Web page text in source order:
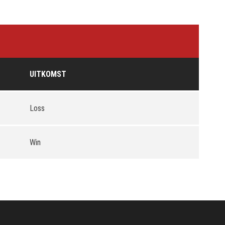
UITKOMST
Loss
Win